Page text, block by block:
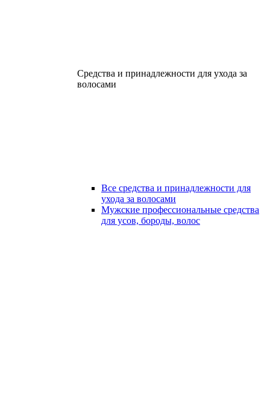
Средства и принадлежности для ухода за
волосами
Все средства и принадлежности для
ухода за волосами
Мужские профессиональные средства
для усов, бороды, волос